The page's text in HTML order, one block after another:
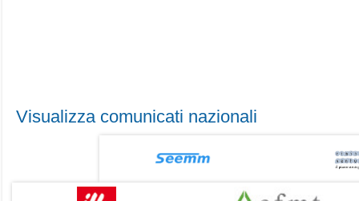
Visualizza comunicati nazionali